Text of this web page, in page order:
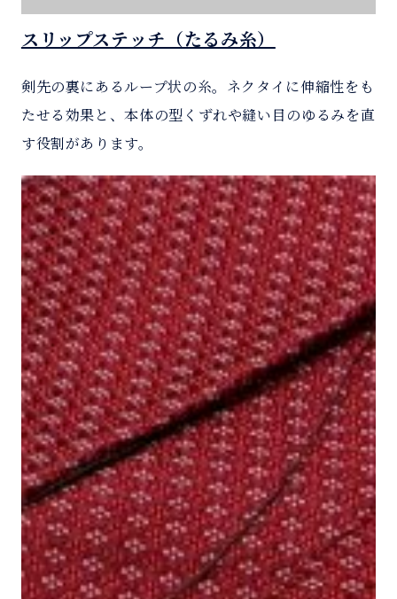
スリップステッチ（たるみ糸）
剣先の裏にあるループ状の糸。ネクタイに伸縮性をも
たせる効果と、本体の型くずれや縫い目のゆるみを直
す役割があります。